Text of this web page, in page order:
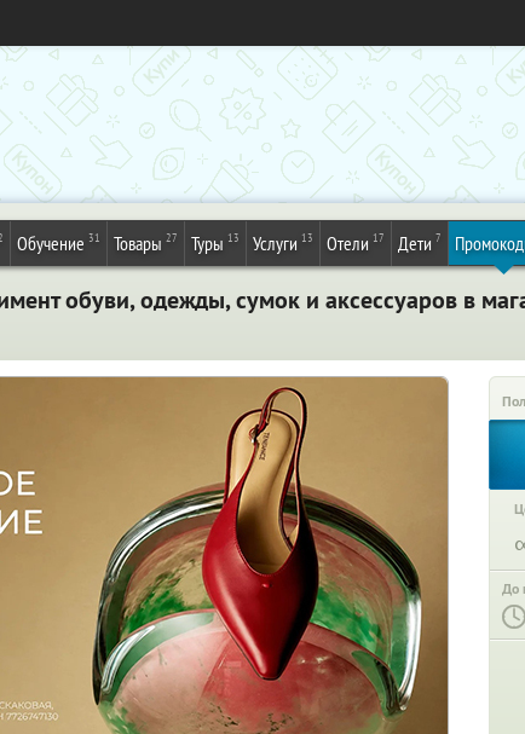
Обучение 31 Товары 27 Туры 13 Услуги 13 Отели 17 Дети 7
обуви, одежды, сумок и аксессуаров в
До